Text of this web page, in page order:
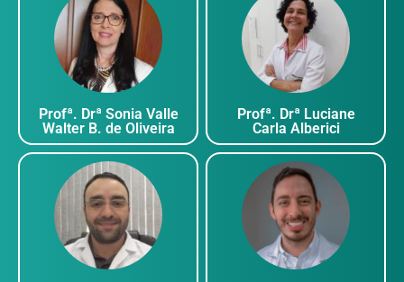
Prof. Dr. Renan
Resende
Profª. Drª
Seixas
Prof. Dr. Gustavo
Duarte Pimentel
Profª. Drª
Pilot